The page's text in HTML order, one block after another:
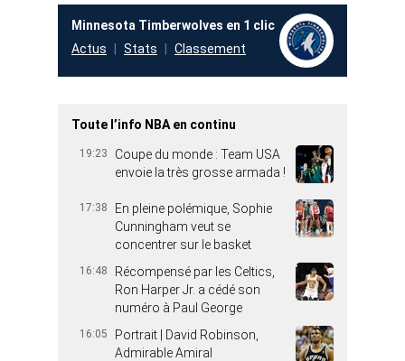
Minnesota Timberwolves en 1 clic
Actus
Stats Classement
Toute l’info NBA en continu
19:23
Coupe du monde : Team USA
envoie la très grosse armada !
17:38
En pleine polémique, Sophie
Cunningham veut se
concentrer sur le basket
16:48
Récompensé par les Celtics,
Ron Harper Jr. a cédé son
numéro à Paul George
16:05
Portrait | David Robinson,
Admirable Amiral